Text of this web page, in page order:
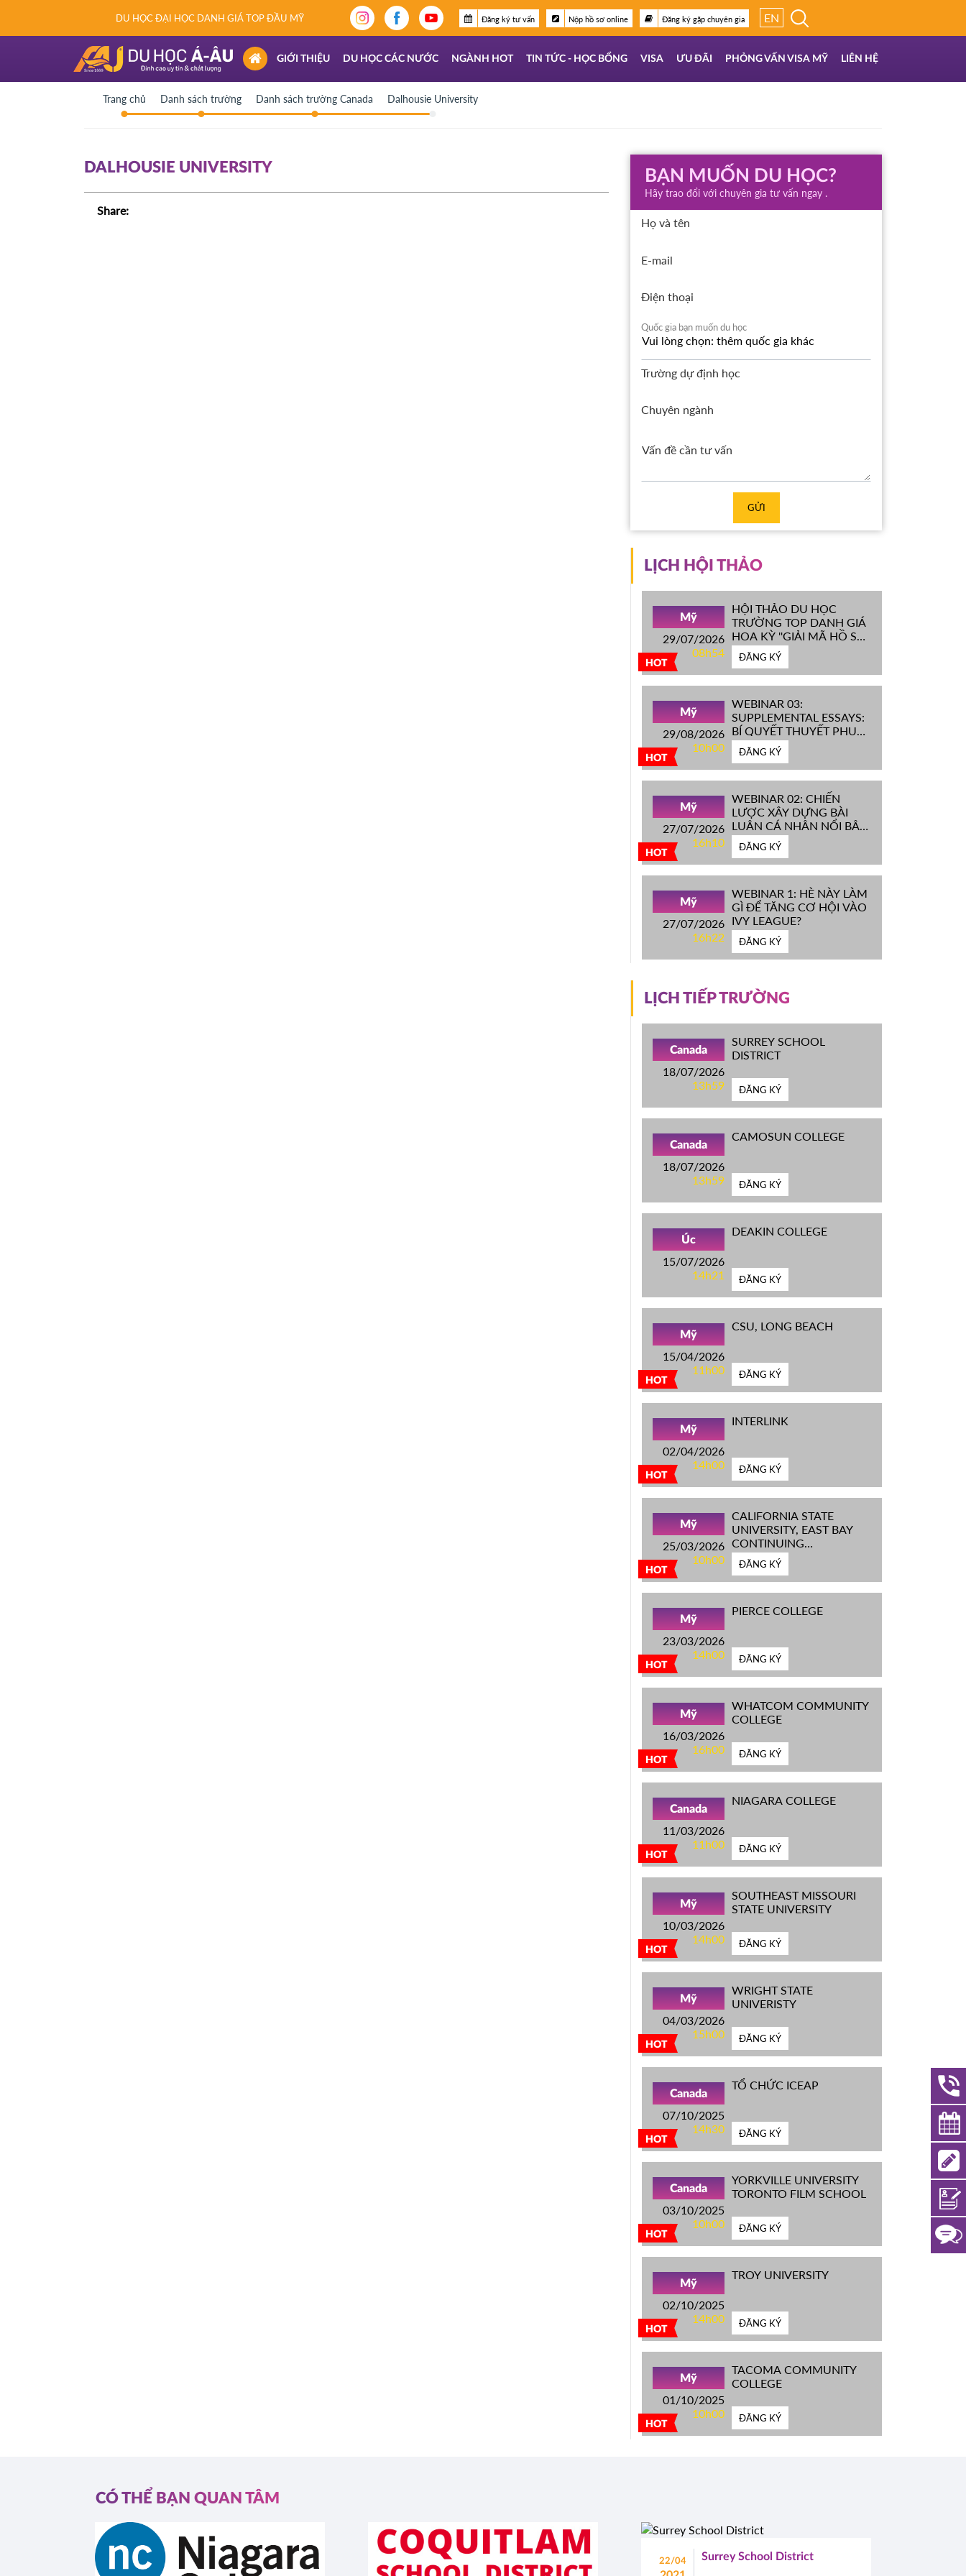
DU HỌC ĐẠI HỌC DANH GIÁ TOP ĐẦU MỸ Đăng ký tư vấn Nộp hồ sơ online Đăng ký gặp chuyên gia EN
(CURRENT)
GIỚI THIỆU DU HỌC CÁC NƯỚC NGÀNH HOT TIN TỨC - HỌC BỔNG VISA ƯU ĐÃI PHỎNG VẤN VISA MỸ LIÊN HỆ
Trang chủ Danh sách trường Danh sách trường Canada Dalhousie University
DALHOUSIE UNIVERSITY
Share:
BẠN MUỐN DU HỌC?
Hãy trao đổi với chuyên gia tư vấn ngay .
Họ và tên
E-mail
Điện thoại
Quốc gia bạn muốn du học
Trường dự định học
Chuyên ngành
GỬI
LỊCH HỘI THẢO
HOT
Mỹ
29/07/2026
08h54
HỘI THẢO DU HỌC
TRƯỜNG TOP DANH GIÁ
HOA KỲ ''GIẢI MÃ HỒ SƠ
IVY LEAGUE''
ĐĂNG KÝ
HOT
Mỹ
29/08/2026
10h00
WEBINAR 03:
SUPPLEMENTAL ESSAYS:
BÍ QUYẾT THUYẾT PHỤC
HỘI ĐỒNG TUYỂN SINH
ĐH TOP ĐẦU MỸ
ĐĂNG KÝ
HOT
Mỹ
27/07/2026
16h10
WEBINAR 02: CHIẾN
LƯỢC XÂY DỰNG BÀI
LUẬN CÁ NHÂN NỔI BẬT
CHINH PHỤC ĐH TOP
ĐẦU MỸ
ĐĂNG KÝ
Mỹ
27/07/2026
16h22
WEBINAR 1: HÈ NÀY LÀM
GÌ ĐỂ TĂNG CƠ HỘI VÀO
IVY LEAGUE?
ĐĂNG KÝ
LỊCH TIẾP TRƯỜNG
Canada
18/07/2026
13h59
SURREY SCHOOL
DISTRICT
ĐĂNG KÝ
Canada
18/07/2026
13h59
CAMOSUN COLLEGE
ĐĂNG KÝ
Úc
15/07/2026
14h21
DEAKIN COLLEGE
ĐĂNG KÝ
HOT
Mỹ
15/04/2026
11h00
CSU, LONG BEACH
ĐĂNG KÝ
HOT
Mỹ
02/04/2026
14h00
INTERLINK
ĐĂNG KÝ
HOT
Mỹ
25/03/2026
10h00
CALIFORNIA STATE
UNIVERSITY, EAST BAY
CONTINUING
EDUCATION
ĐĂNG KÝ
HOT
Mỹ
23/03/2026
14h00
PIERCE COLLEGE
ĐĂNG KÝ
HOT
Mỹ
16/03/2026
16h00
WHATCOM COMMUNITY
COLLEGE
ĐĂNG KÝ
HOT
Canada
11/03/2026
11h00
NIAGARA COLLEGE
ĐĂNG KÝ
HOT
Mỹ
10/03/2026
14h00
SOUTHEAST MISSOURI
STATE UNIVERSITY
ĐĂNG KÝ
HOT
Mỹ
04/03/2026
15h00
WRIGHT STATE
UNIVERISTY
ĐĂNG KÝ
HOT
Canada
07/10/2025
14h30
TỔ CHỨC ICEAP
ĐĂNG KÝ
HOT
Canada
03/10/2025
10h00
YORKVILLE UNIVERSITY
TORONTO FILM SCHOOL
ĐĂNG KÝ
HOT
Mỹ
02/10/2025
14h00
TROY UNIVERSITY
ĐĂNG KÝ
HOT
Mỹ
01/10/2025
10h00
TACOMA COMMUNITY
COLLEGE
ĐĂNG KÝ
CÓ THỂ BẠN QUAN TÂM
22/04 Surrey School District